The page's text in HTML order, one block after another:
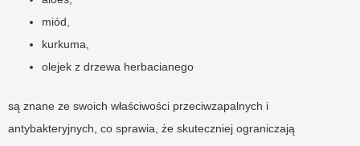
miód,
kurkuma,
olejek z drzewa herbacianego
są znane ze swoich właściwości przeciwzapalnych i
antybakteryjnych, co sprawia, że skuteczniej ograniczają